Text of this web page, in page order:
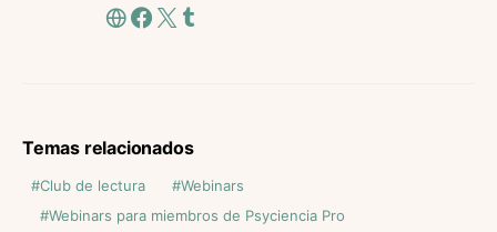
Temas relacionados
Club de lectura
Webinars
Webinars para miembros de Psyciencia Pro